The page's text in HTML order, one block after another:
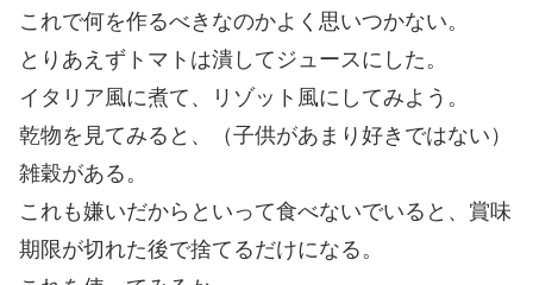
これで何を作るべきなのかよく思いつかない。
とりあえずトマトは潰してジュースにした。
イタリア風に煮て、リゾット風にしてみよう。
乾物を見てみると、（子供があまり好きではない）
雑穀がある。
これも嫌いだからといって食べないでいると、賞味
期限が切れた後で捨てるだけになる。